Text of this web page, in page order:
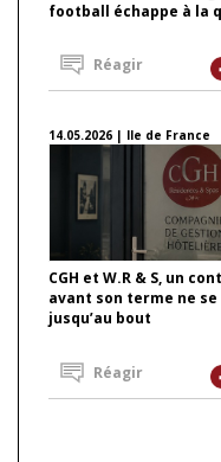
football échappe à la
Réagir
14.05.2026 | Ile de France
CGH et W.R & S, un
avant son terme ne
jusqu’au bout
Réagir